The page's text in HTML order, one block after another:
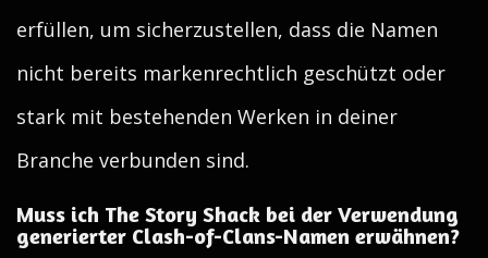
erfüllen, um sicherzustellen, dass die Namen
nicht bereits markenrechtlich geschützt oder
stark mit bestehenden Werken in deiner
Branche verbunden sind.
Muss ich The Story Shack bei der Verwendung
generierter Clash-of-Clans-Namen erwähnen?